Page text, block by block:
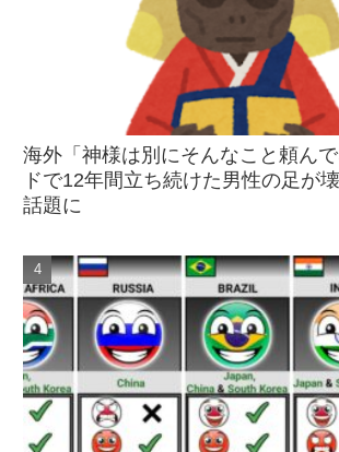
海外「神様は別にそんなこと頼ん
ドで12年間立ち続けた男性の足が
話題に